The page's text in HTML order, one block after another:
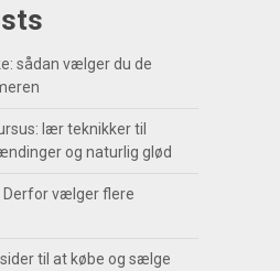
sådan vælger du de
lær teknikker til
og naturlig glød
Derfor vælger flere
til at købe og sælge